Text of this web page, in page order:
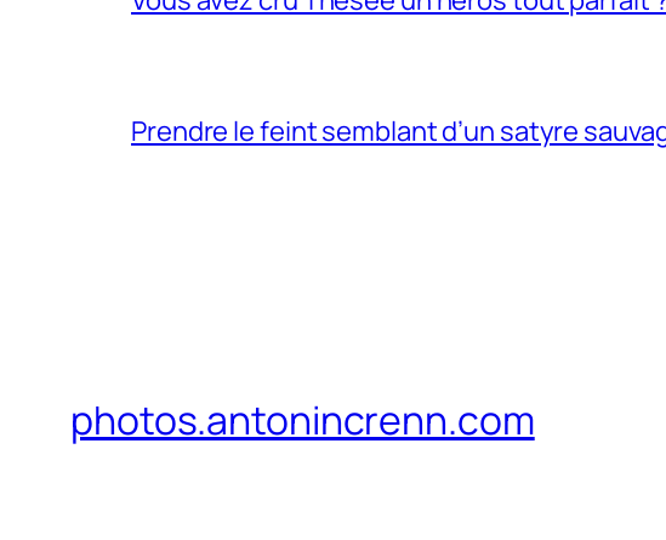
Prendre le feint semblant d’un satyre
photos.antonincrenn.com